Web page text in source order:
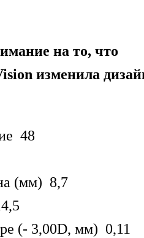
на то, что
изменила
48
(мм) 8,7
(- 3,00D, мм) 0,11